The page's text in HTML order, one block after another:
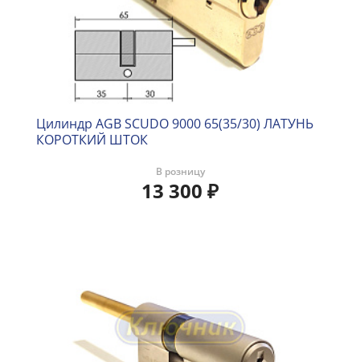
Цилиндр AGB SCUDO 9000 65(35/30) ЛАТУНЬ
КОРОТКИЙ ШТОК
В розницу
13 300 ₽